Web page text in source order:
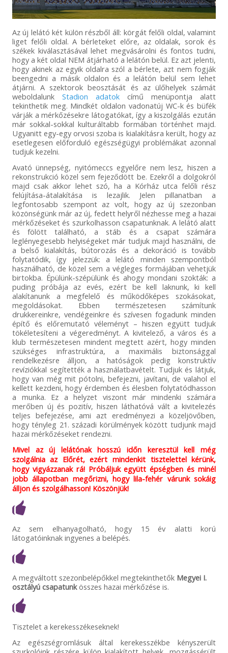
Az új lelátó két külön részből áll: körgát felőli oldal, valamint
liget felőli oldal. A bérleteket előre, az oldalak, sorok és
székek kiválasztásával lehet megvásárolni és fontos tudni,
hogy a két oldal NEM átjárható a lelátón belül. Ez azt jelenti,
hogy akinek az egyik oldalra szól a bérlete, azt nem fogják
beengedni a másik oldalon és a lelátón belül sem lehet
átjárni. A szektorok beosztását és az ülőhelyek számát
weboldalunk Stadion adatokcímű menüpontja alatt
tekinthetik meg. Mindkét oldalon vadonatúj WC-k és büfék
várják a mérkőzésekre látogatókat, így a kiszolgálás ezután
már sokkal-sokkal kulturáltabb formában történhet majd.
Ugyanitt egy-egy orvosi szoba is kialakításra került, hogy az
esetlegesen előforduló egészségügyi problémákat azonnal
tudjuk kezelni.
Avató ünnepség, nyitómeccs egyelőre nem lesz, hiszen a
rekonstrukció közel sem fejeződött be. Ezekről a dolgokról
majd csak akkor lehet szó, ha a Kórház utca felőli rész
felújítása-átalakítása is lezajlik. Jelen pillanatban a
legfontosabb szempont az volt, hogy az új szezonban
közönségünk már az új, fedett helyről nézhesse meg a hazai
mérkőzéseket és szurkolhasson csapatunknak. A lelátó alatt
és fölött található, a stáb és a csapat számára
leglényegesebb helyiségeket már tudjuk majd használni, de
a belső kialakítás, bútorozás és a dekoráció is tovább
folytatódik, így jelezzük: a lelátó minden szempontból
használható, de közel sem a végleges formájában vehetjük
birtokba. Épülünk-szépülünk és ahogy mondani szokták: a
puding próbája az evés, ezért be kell laknunk, ki kell
alakítanunk a megfelelő és működőképes szokásokat,
megoldásokat. Ebben természetesen számítunk
drukkereinkre, vendégeinkre és szívesen fogadunk minden
építő és előremutató véleményt – hiszen együtt tudjuk
tökéletesíteni a végeredményt. A kivitelező, a város és a
klub természetesen mindent megtett azért, hogy minden
szükséges infrastruktúra, a maximális biztonsággal
rendelkezésre álljon, a hatóságok pedig konstruktív
revíziókkal segítették a használatbavételt. Tudjuk és látjuk,
hogy van még mit pótolni, befejezni, javítani, de valahol el
kellett kezdeni, hogy érdemben és élesben folytatódhasson
a munka. Ez a helyzet viszont már mindenki számára
merőben új és pozitív, hiszen láthatóvá vált a kivitelezés
teljes befejezése, ami azt eredményezi a közeljövőben,
hogy tényleg 21. századi körülmények között tudjunk majd
hazai mérkőzéseket rendezni.
Mivel az új lelátónak hosszú időn keresztül kell még
szolgálnia az Előrét, ezért mindenkit tisztelettel kérünk,
hogy vigyázzanak rá! Próbáljuk együtt épségben és minél
jobb állapotban megőrizni, hogy lila-fehér várunk sokáig
álljon és szolgálhasson! Köszönjük!
Az sem elhanyagolható, hogy 15 év alatti korú
látogatóinknak ingyenes a belépés.
A megváltott szezonbelépőkkel megtekinthetők Megyei I.
osztályú csapatunkösszes hazai mérkőzése is.
Tisztelet a kerekesszékeseknek!
Az egészségromlásuk által kerekesszékbe kényszerült